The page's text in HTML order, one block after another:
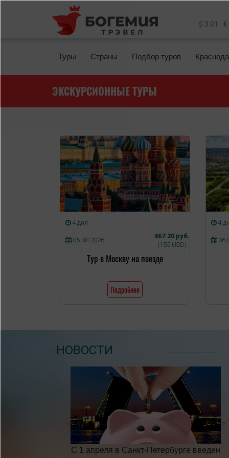
Перейти к основному содержанию
$ 3.01 €
Туры Страны Подбор туров
ЭКСКУРСИОННЫЕ ТУРЫ
4 дня
06.08.2026
467.20 руб.
(155 USD)
Тур в Москву на поезде
Подробнее
4
НОВОСТИ
С 1 апреля в Санкт-Петербурге введен